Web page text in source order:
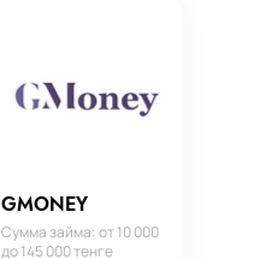
GMONEY
Сумма займа: от 10 000
до 145 000 тенге